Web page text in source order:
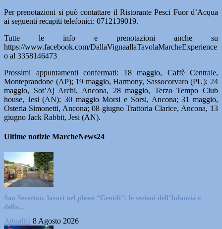
Per prenotazioni si può contattare il Ristorante Pesci Fuor d’Acqua
ai seguenti recapiti telefonici: 0712139019.
Tutte le info e prenotazioni anche su
https://www.facebook.com/DallaVignaallaTavolaMarcheExperience
o al 3358146473
Prossimi appuntamenti confermati: 18 maggio, Caffè Centrale,
Monteprandone (AP); 19 maggio, Harmony, Sassocorvaro (PU); 24
maggio, Sot’Aj Archi, Ancona, 28 maggio, Terzo Tempo Club
house, Jesi (AN); 30 maggio Morsi e Sorsi, Ancona; 31 maggio,
Osteria Simonetti, Ancona; 08 giugno Trattoria Clarice, Ancona, 13
giugno Jack Rabbit, Jesi (AN).
Ultime notizie MarcheNews24
San Severino, lavori nel plesso “Gentili”: le sezioni dell’Infanzia e
della...
Attualità 8 Agosto 2026